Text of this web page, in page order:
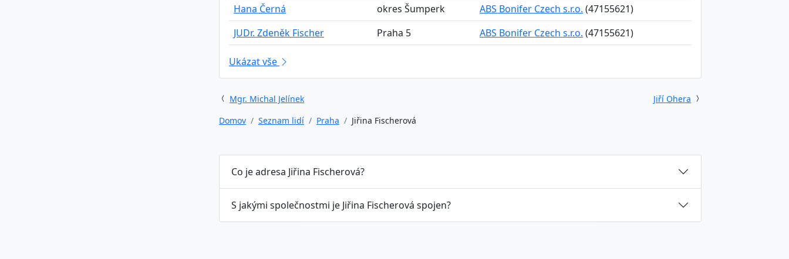
Hana Černá
okres Šumperk ABS Bonifer Czech s.r.o. (47155621)
JUDr. Zdeněk Fischer
Praha 5 ABS Bonifer Czech s.r.o. (47155621)
Ukázat vše
Mgr. Michal Jelínek
Jiří Ohera
Domov
Seznam lidí Praha Jiřina Fischerová
Co je adresa Jiřina Fischerová?
S jakými společnostmi je Jiřina Fischerová spojen?